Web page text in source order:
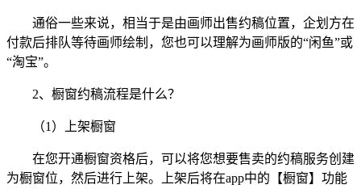
通俗一些来说，相当于是由画师出售约稿位置，企划方在
付款后排队等待画师绘制，您也可以理解为画师版的“闲鱼”或
“淘宝”。
2、橱窗约稿流程是什么？
（1）上架橱窗
在您开通橱窗资格后，可以将您想要售卖的约稿服务创建
为橱窗位，然后进行上架。上架后将在app中的【橱窗】功能